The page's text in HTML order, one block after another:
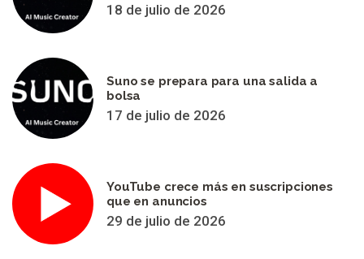
18 de julio de 2026
Suno se prepara para una salida a
bolsa
17 de julio de 2026
YouTube crece más en suscripciones
que en anuncios
29 de julio de 2026